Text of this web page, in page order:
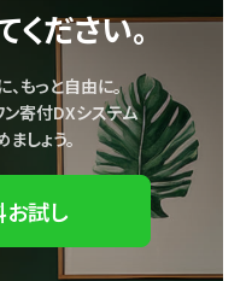
ください。
もっと自由に。
寄付DXシステム
しょう。
試し